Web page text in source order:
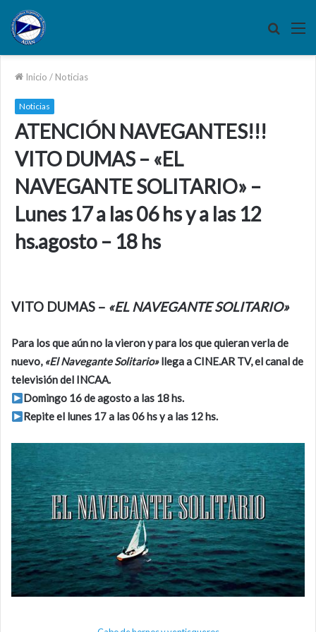
Buscar
Inicio / Noticias
Noticias
ATENCIÓN NAVEGANTES!!!
VITO DUMAS – «EL
NAVEGANTE SOLITARIO» –
Lunes 17 a las 06 hs y a las 12
hs.agosto – 18 hs
VITO DUMAS – «EL NAVEGANTE SOLITARIO»
Para los que aún no la vieron y para los que quieran verla de
nuevo, «El Navegante Solitario»llega a CINE.AR TV, el canal de
televisión del INCAA.
Domingo 16 de agosto a las 18 hs.
Repite el lunes 17 a las 06 hs y a las 12 hs.